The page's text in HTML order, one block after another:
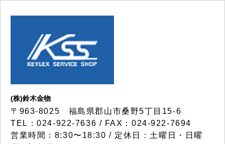
(株)鈴木金物
〒963-8025 福島県郡山市桑野5丁目15-6
TEL：024-922-7636 / FAX：024-922-7694
営業時間：8:30〜18:30 / 定休日：土曜日・日曜